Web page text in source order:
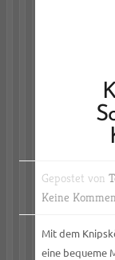
Gepostet von
Keine
Mit dem
eine bequeme